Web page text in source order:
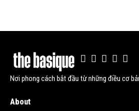
Nơi phong cách bắt đầu từ những điều cơ
About